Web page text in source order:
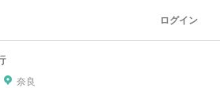
ログイン
奈良